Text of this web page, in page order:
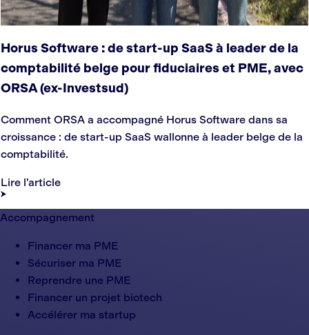
Horus Software : de start-up SaaS à leader de la
comptabilité belge pour fiduciaires et PME, avec
ORSA (ex-Investsud)
Comment ORSA a accompagné Horus Software dans sa
croissance : de start-up SaaS wallonne à leader belge de la
comptabilité.
Lire l’article
Accompagnement
Financer ma PME
Sécuriser ma PME
Reprendre une PME
Financer un projet biotech
Accélérer ma startup